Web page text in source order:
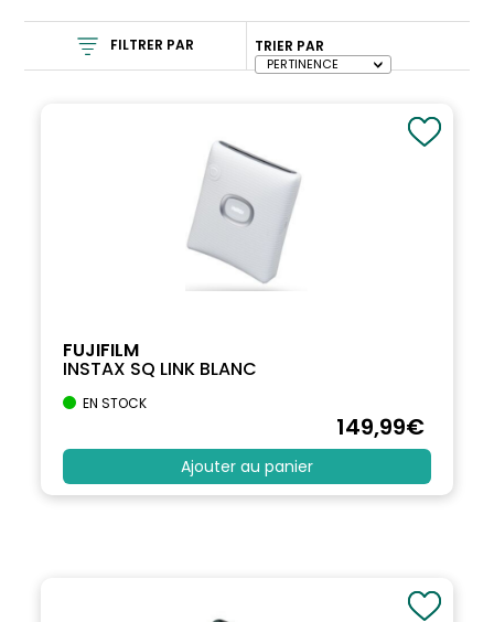
FILTRER PAR TRIER PAR
FUJIFILM
INSTAX SQ LINK BLANC
EN STOCK
149,99€
Ajouter au panier